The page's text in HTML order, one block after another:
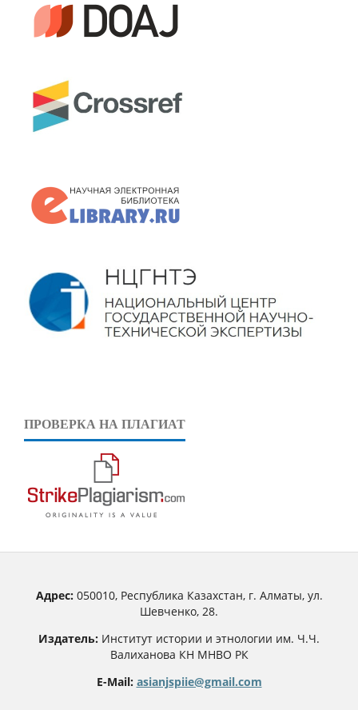
ПРОВЕРКА НА ПЛАГИАТ
Адрес:050010, Республика Казахстан, г. Алматы, ул.
Шевченко, 28.
Издатель: Институт истории и этнологии им. Ч.Ч.
Валиханова КН МНВО РК
E-Mail: asianjspiie@gmail.com